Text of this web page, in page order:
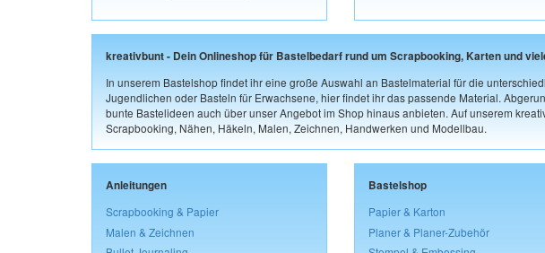
kreativbunt - Dein Onlineshop für Bastelbedarf rund um Scrapbooking, Karten und
In unserem Bastelshop findet ihr eine große Auswahl an Bastelmaterial für die
Jugendlichen oder Basteln für Erwachsene, hier findet ihr das passende Material.
bunte Bastelideen auch über unser Angebot im Shop hinaus anbieten. Auf unserem
Scrapbooking, Nähen, Häkeln, Malen, Zeichnen, Handwerken und Modellbau.
Anleitungen
Scrapbooking & Papier
Malen & Zeichnen
Bastelshop
Papier & Karton
Planer & Planer-Zubehör